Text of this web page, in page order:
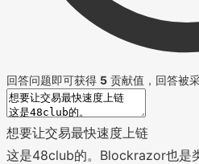
回答问题即可获得 5 贡献值，回答被
想要让交易最快速度上链
这是48club的。Blockrazor也是